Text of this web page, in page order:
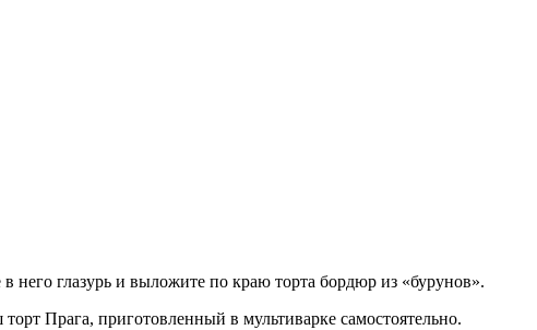
него глазурь и выложите по краю торта бордюр из «бурунов».
Прага, приготовленный в мультиварке самостоятельно.